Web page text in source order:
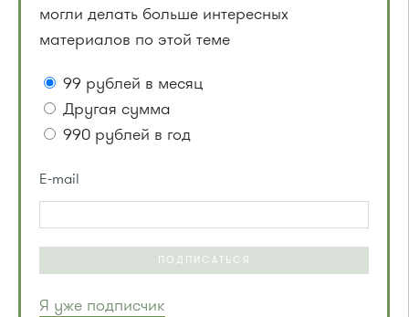
могли делать больше интересных
материалов по этой теме
99 рублей в месяц
Другая сумма
990 рублей в год
E-mail
ПОДПИСАТЬСЯ
Я уже подписчик